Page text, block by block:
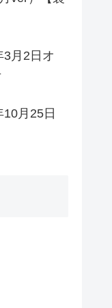
月2日オ
月25日